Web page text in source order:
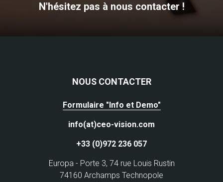
N'hésitez pas à nous contacter !
NOUS CONTACTER
Formulaire "Info et Demo"
info(at)ceo-vision.com
+33 (0)972 236 057
Europa - Porte 3, 74 rue Louis Rustin
74160 Archamps Technopole